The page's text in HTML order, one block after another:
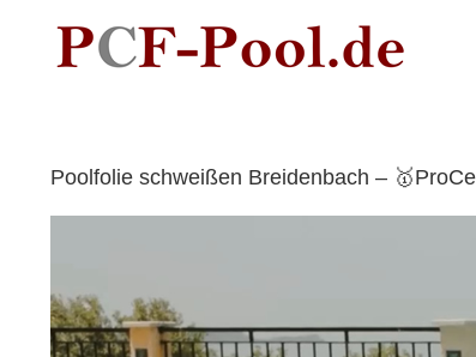
content
Poolfolie schweißen Breidenbach –